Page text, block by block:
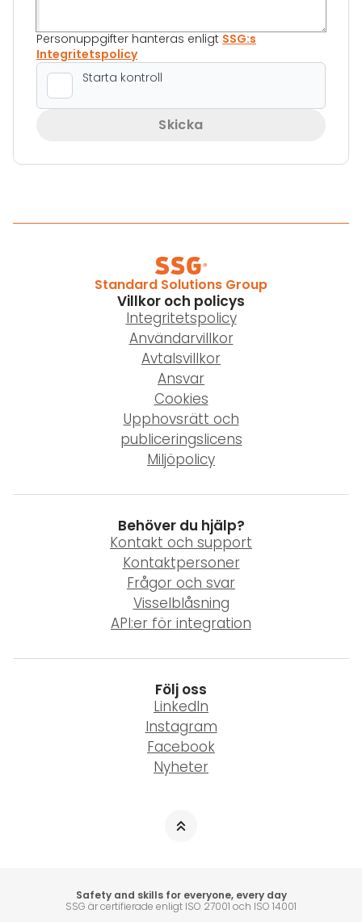
Personuppgifter hanteras enligt SSG:s
Integritetspolicy
Skicka
Standard Solutions Group
Villkor och policys
Integritetspolicy
Användarvillkor
Avtalsvillkor
Ansvar
Cookies
Upphovsrätt och
publiceringslicens
Miljöpolicy
Behöver du hjälp?
Kontakt och support
Kontaktpersoner
Frågor och svar
Visselblåsning
API:er för integration
Följ oss
LinkedIn
Instagram
Facebook
Nyheter
Safety and skills for everyone, every day
SSG är certifierade enligt ISO 27001 och ISO 14001